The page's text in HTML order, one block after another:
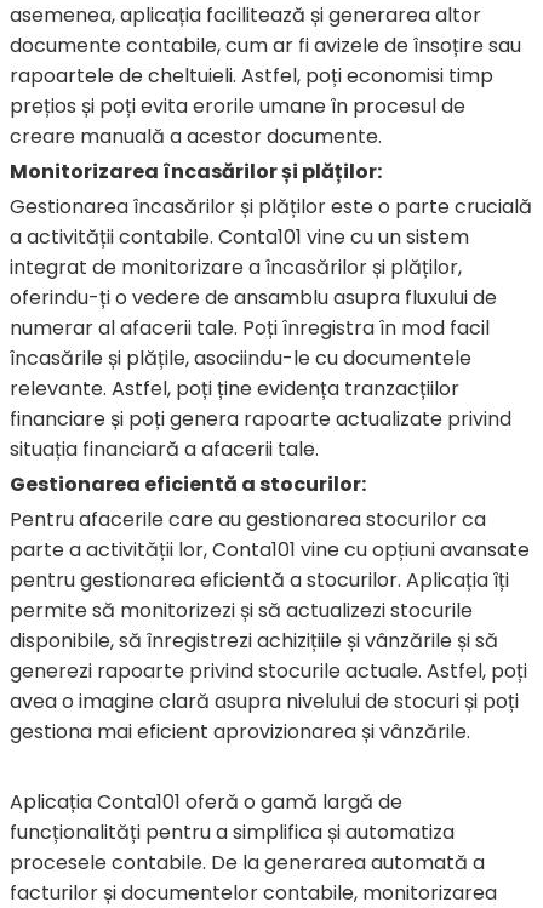
asemenea, aplicația facilitează și generarea altor
documente contabile, cum ar fi avizele de însoțire sau
rapoartele de cheltuieli. Astfel, poți economisi timp
prețios și poți evita erorile umane în procesul de
creare manuală a acestor documente.
Monitorizarea încasărilor și plăților:
Gestionarea încasărilor și plăților este o parte crucială
a activității contabile. Conta101 vine cu un sistem
integrat de monitorizare a încasărilor și plăților,
oferindu-ți o vedere de ansamblu asupra fluxului de
numerar al afacerii tale. Poți înregistra în mod facil
încasările și plățile, asociindu-le cu documentele
relevante. Astfel, poți ține evidența tranzacțiilor
financiare și poți genera rapoarte actualizate privind
situația financiară a afacerii tale.
Gestionarea eficientă a stocurilor:
Pentru afacerile care au gestionarea stocurilor ca
parte a activității lor, Conta101 vine cu opțiuni avansate
pentru gestionarea eficientă a stocurilor. Aplicația îți
permite să monitorizezi și să actualizezi stocurile
disponibile, să înregistrezi achizițiile și vânzările și să
generezi rapoarte privind stocurile actuale. Astfel, poți
avea o imagine clară asupra nivelului de stocuri și poți
gestiona mai eficient aprovizionarea și vânzările.
Aplicația Conta101 oferă o gamă largă de
funcționalități pentru a simplifica și automatiza
procesele contabile. De la generarea automată a
facturilor și documentelor contabile, monitorizarea